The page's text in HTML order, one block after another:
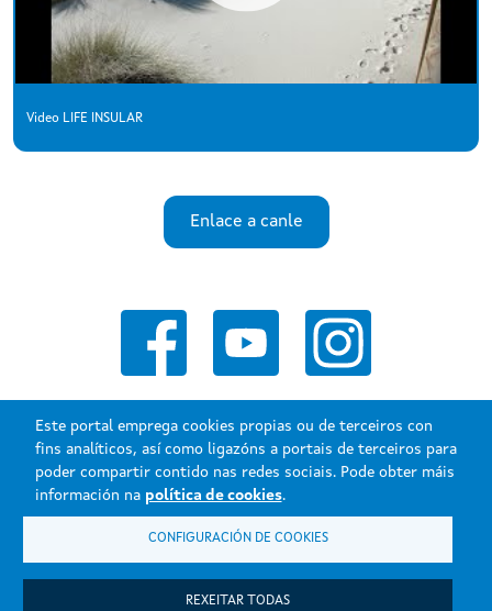
Este portal emprega cookies propias ou de terceiros con
fins analíticos, así como ligazóns a portais de terceiros para
poder compartir contido nas redes sociais. Pode obter máis
información na política de cookies.
CONFIGURACIÓN DE COOKIES
REXEITAR TODAS
Video LIFE INSULAR
Enlace a canle
Xunta de Galicia. Información mantida e publicada na internet pola
Atención á cidadanía